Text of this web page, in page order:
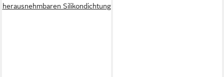
herausnehmbaren Silikondichtung